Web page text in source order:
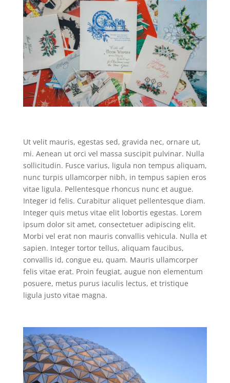
Ut velit mauris, egestas sed, gravida nec, ornare ut,
mi. Aenean ut orci vel massa suscipit pulvinar. Nulla
sollicitudin. Fusce varius, ligula non tempus aliquam,
nunc turpis ullamcorper nibh, in tempus sapien eros
vitae ligula. Pellentesque rhoncus nunc et augue.
Integer id felis. Curabitur aliquet pellentesque diam.
Integer quis metus vitae elit lobortis egestas. Lorem
ipsum dolor sit amet, consectetuer adipiscing elit.
Morbi vel erat non mauris convallis vehicula. Nulla et
sapien. Integer tortor tellus, aliquam faucibus,
convallis id, congue eu, quam. Mauris ullamcorper
felis vitae erat. Proin feugiat, augue non elementum
posuere, metus purus iaculis lectus, et tristique
ligula justo vitae magna.